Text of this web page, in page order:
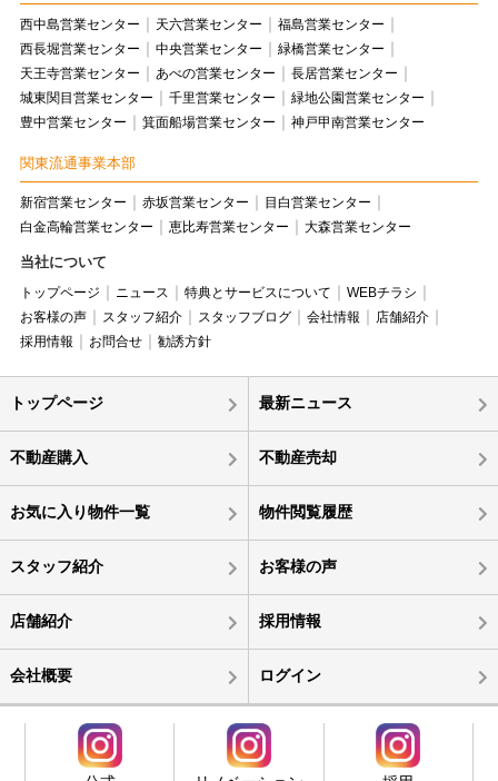
西中島営業センター 天六営業センター
福島営業センター
西長堀営業センター
中央営業センター
緑橋営業センター
天王寺営業センター
あべの営業センター
長居営業センター
城東関目営業センター
千里営業センター
緑地公園営業センター
豊中営業センター
箕面船場営業センター 神戸甲南営業センター
関東流通事業本部
新宿営業センター 赤坂営業センター
目白営業センター
白金高輪営業センター
恵比寿営業センター 大森営業センター
当社について
トップページ ニュース 特典とサービスについて
WEBチラシ
お客様の声
スタッフ紹介 スタッフブログ 会社情報
店舗紹介
採用情報
お問合せ 勧誘方針
トップページ 最新ニュース
不動産購入 不動産売却
お気に入り物件一覧 物件閲覧履歴
スタッフ紹介 お客様の声
店舗紹介 採用情報
会社概要 ログイン